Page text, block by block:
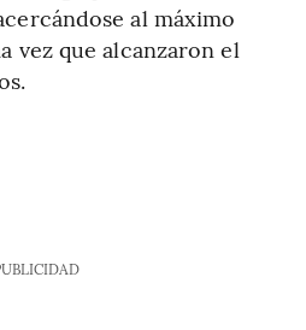
al máximo
vez que alcanzaron el